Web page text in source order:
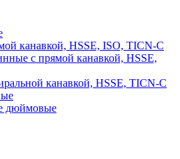
канавкой, HSSE, ISO, TICN-C
с прямой канавкой, HSSE,
канавкой, HSSE, TICN-C
дюймовые